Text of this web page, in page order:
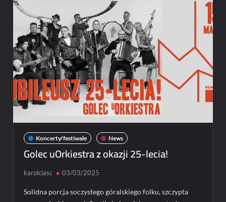
Koncerty/festiwale News
Golec uOrkiestra z okazji 25-lecia!
karolciasc 03/03/2025
Solidna porcja soczystego góralskiego folku, szczypta